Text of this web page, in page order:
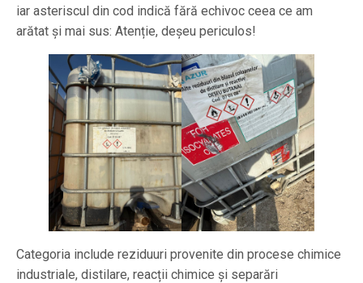
iar asteriscul din cod indică fără echivoc ceea ce am
arătat și mai sus: Atenție, deșeu periculos!
Categoria include reziduuri provenite din procese chimice
industriale, distilare, reacții chimice și separări